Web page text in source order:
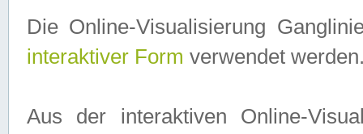
Die Online-Visualisierung
interaktiver Form verwendet
Aus der interaktiven Online-